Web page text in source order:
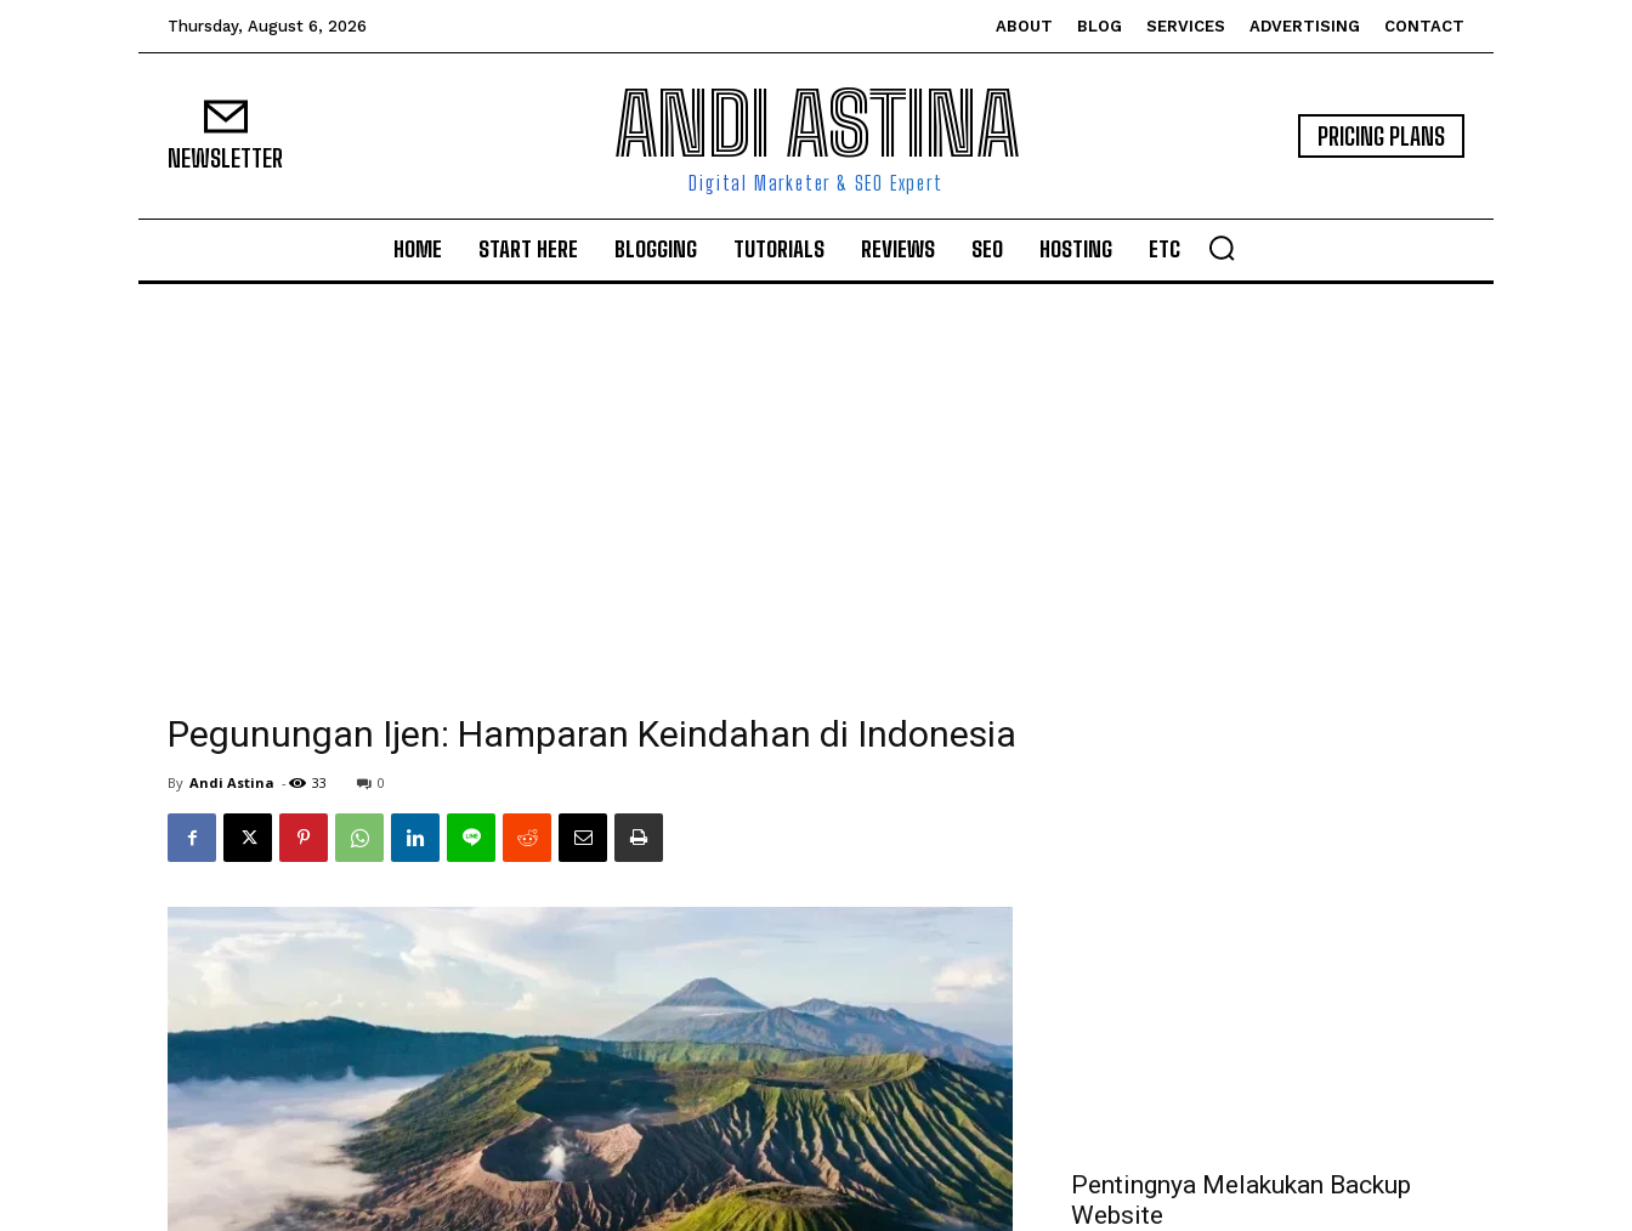
Thursday, August 6, 2026 ABOUT BLOG SERVICES ADVERTISING CONTACT
NEWSLETTER ANDI ASTINA
Digital Marketer & SEO Expert
PRICING PLANS
HOME START HERE BLOGGING TUTORIALS REVIEWS SEO HOSTING ETC
Pegunungan Ijen: Hamparan Keindahan di Indonesia
By Andi Astina - 33 0
Pentingnya Melakukan Backup
Website